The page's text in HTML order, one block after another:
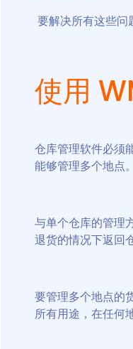
要解决所有这些问
使用
仓库管理软件必须
能够管理多个地点
与单个仓库的管理
退货的情况下返回
要管理多个地点的
所有用途，在任何